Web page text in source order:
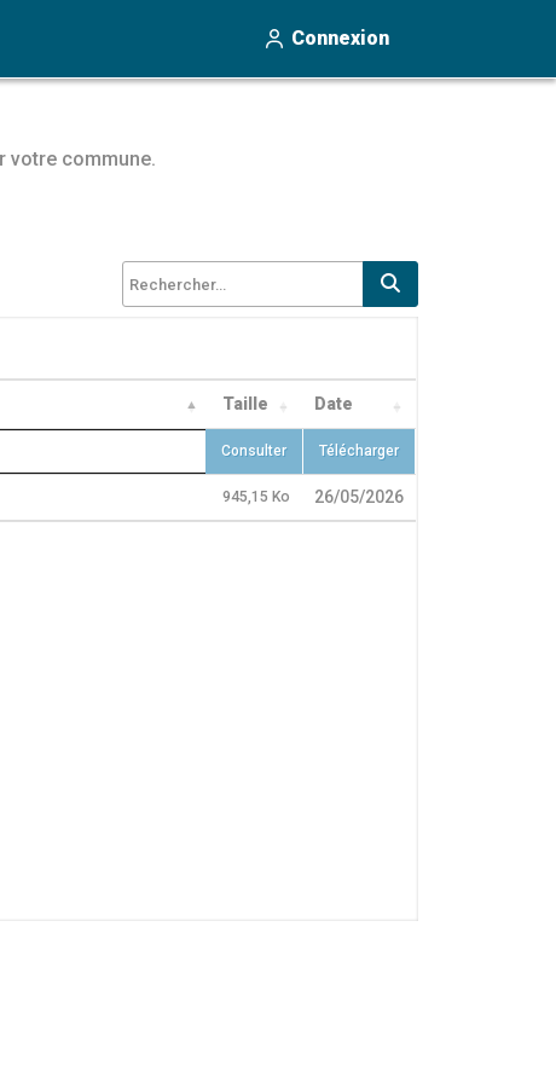
Connexion
votre commune.
1,88 Mo 20/05/2026
Consulter Télécharger
945,15 Ko 26/05/2026Consulter